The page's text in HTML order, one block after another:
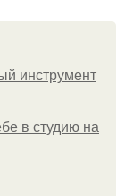
инструмент
в студию на